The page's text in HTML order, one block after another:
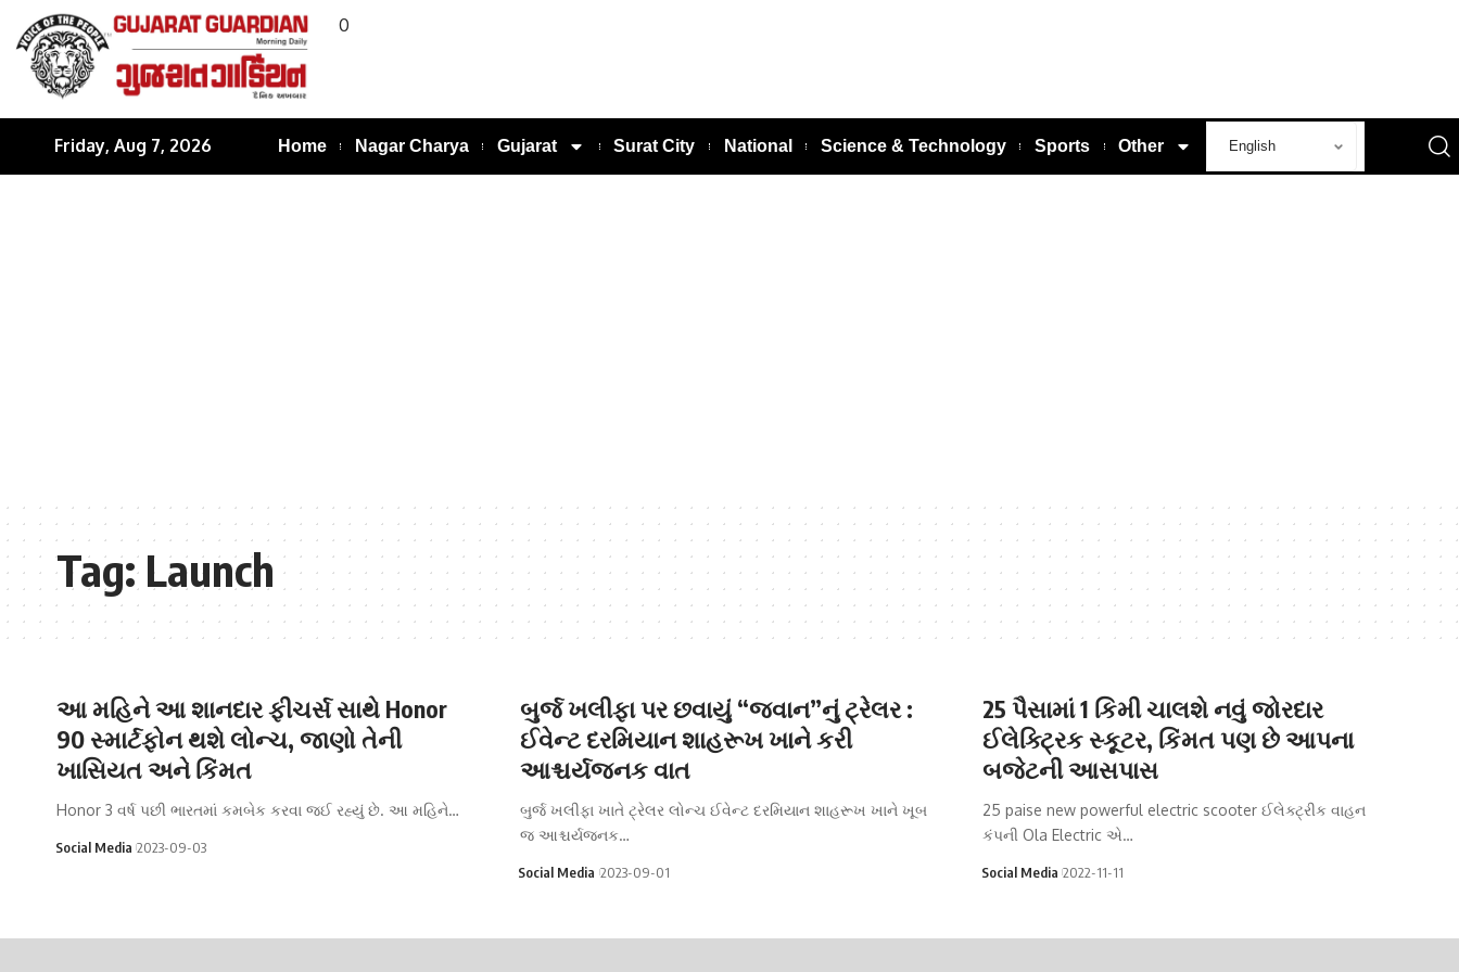
0
Friday, Aug 7, 2026 Home Nagar Charya Gujarat Surat City National Science & Technology Sports Other
Tag:Launch
આ મહિને આ શાનદાર ફીચર્સ સાથે Honor
90 સ્માર્ટફોન થશે લોન્ચ, જાણો તેની
ખાસિયત અને કિંમત
Honor 3 વર્ષ પછી ભારતમાં કમબેક કરવા જઈ રહ્યું છે. આ મહિને…
Social Media 2023-09-03
બુર્જ ખલીફા પર છવાયું “જવાન”નું ટ્રેલર :
ઈવેન્ટ દરમિયાન શાહરૂખ ખાને કરી
આશ્ચર્યજનક વાત
બુર્જ ખલીફા ખાતે ટ્રેલર લોન્ચ ઈવેન્ટ દરમિયાન શાહરૂખ ખાને ખૂબ
જ આશ્ચર્યજનક…
Social Media 2023-09-01
25 પૈસામાં 1 કિમી ચાલશે નવું જોરદાર
ઈલેક્ટ્રિક સ્કૂટર, કિંમત પણ છે આપના
બજેટની આસપાસ
25 paise new powerful electric scooter ઈલેક્ટ્રીક વાહન
કંપની Ola Electric એ…
Social Media 2022-11-11